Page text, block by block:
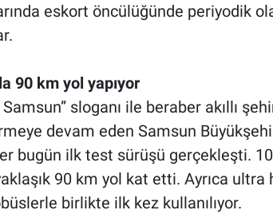
eskort öncülüğünde periyodik
90 km yol yapıyor
sloganı ile beraber akıllı
devam eden Samsun
bugün ilk test sürüşü gerçekleşti.
90 km yol kat etti. Ayrıca ultra
birlikte ilk kez kullanılıyor.